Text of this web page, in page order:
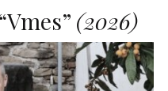
“Vmes” (2026)